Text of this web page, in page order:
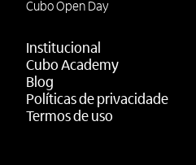
Cubo Open Day
Institucional
Cubo Academy
Blog
Políticas de privacidade
Termos de uso